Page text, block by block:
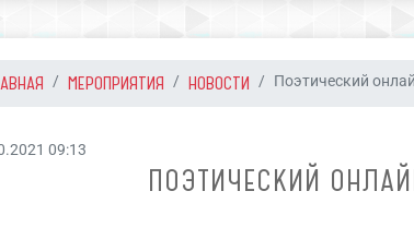
МЕРОПРИЯТИЯ НОВОСТИ Поэтический
09:13
ПОЭТИЧЕСКИЙ